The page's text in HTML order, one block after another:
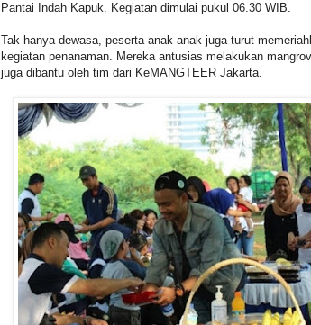
Pantai Indah Kapuk. Kegiatan dimulai pukul 06.30 WIB.
Tak hanya dewasa, peserta anak-anak juga turut
kegiatan penanaman. Mereka antusias melakukan
juga dibantu oleh tim dari KeMANGTEER Jakarta.